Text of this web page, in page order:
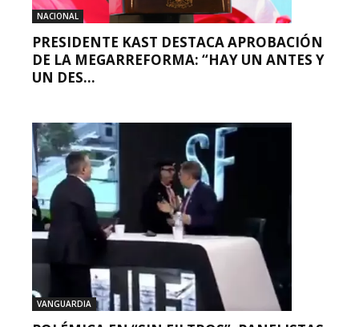
NACIONAL
PRESIDENTE KAST DESTACA APROBACIÓN
DE LA MEGARREFORMA: “HAY UN ANTES Y
UN DES...
VANGUARDIA